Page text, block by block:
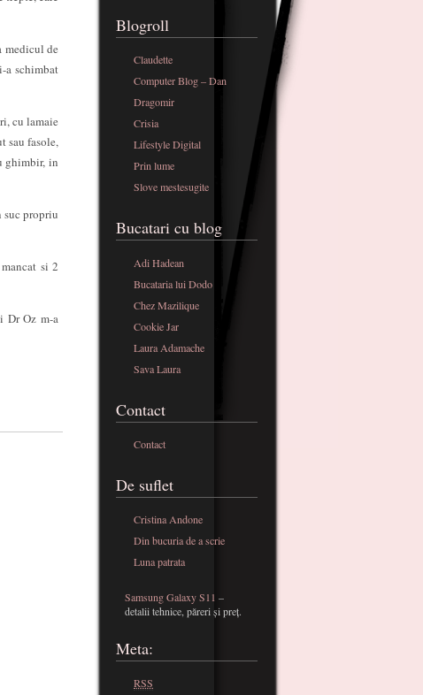
medicul de
a schimbat
cu lamaie
sau fasole,
ghimbir, in
suc propriu
si 2
Dr Oz m-a
Blogroll
Claudette
Computer Blog – Dan
Dragomir
Crisia
Lifestyle Digital
Prin lume
Slove mestesugite
Bucatari cu blog
Adi Hadean
Bucataria lui Dodo
Chez Mazilique
Cookie Jar
Laura Adamache
Sava Laura
Contact
Contact
De suflet
Cristina Andone
Din bucuria de a scrie
Luna patrata
Samsung Galaxy S11 –
detalii tehnice, păreri și preț.
Meta:
RSS